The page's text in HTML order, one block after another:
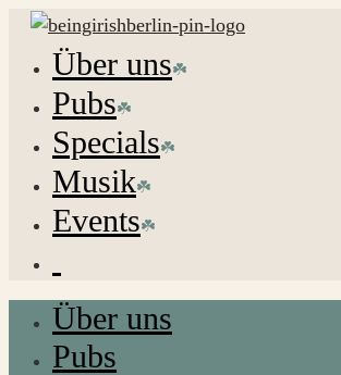
Über uns
Pubs
Specials
Musik
Events
Über uns
Pubs